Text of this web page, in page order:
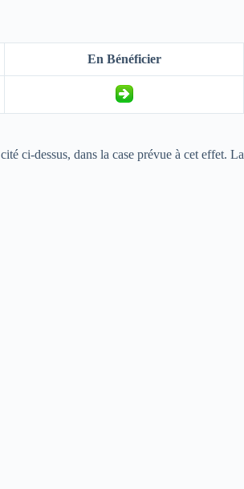
En Bénéficier
cité ci-dessus, dans la case prévue à cet effet. La